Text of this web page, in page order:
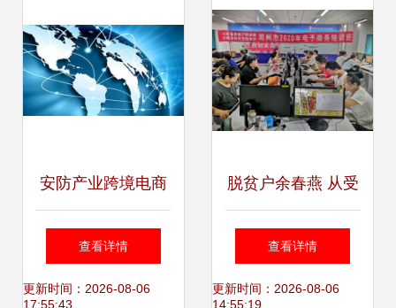
与认证考试
安防产业跨境电商
布局策略与电子商
务技术服务路径
查看详情
更新时间：2026-08-06
17:55:43
脱贫户余春燕 从受
助到助人，用电商
技术服务村民颂党
查看详情
更新时间：2026-08-06
14:55:19